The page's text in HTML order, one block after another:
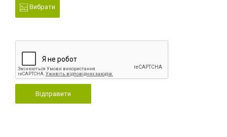
Вибрати
Відправити